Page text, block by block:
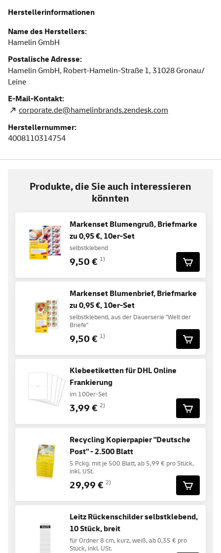
Herstellerinformationen
Name des Herstellers:
Hamelin GmbH
Postalische Adresse:
Hamelin GmbH, Robert-Hamelin-Straße 1, 31028 Gronau/
Leine
E-Mail-Kontakt:
corporate.de@hamelinbrands.zendesk.com
Herstellernummer:
4008110314754
Produkte, die Sie auch interessieren
könnten
Markenset Blumengruß, Briefmarke
zu 0,95 €, 10er-Set
selbstklebend
9,50 € 1)
Markenset Blumenbrief, Briefmarke
zu 0,95 €, 10er-Set
selbstklebend, aus der Dauerserie "Welt der
Briefe"
9,50 € 1)
Klebeetiketten für DHL Online
Frankierung
im 100er-Set
3,99 € 2)
Recycling Kopierpapier "Deutsche
Post" - 2.500 Blatt
5 Pckg. mit je 500 Blatt, ab 5,99 € pro Stück,
inkl. USt.
29,99 € 2)
Leitz Rückenschilder selbstklebend,
10 Stück, breit
für Ordner 8 cm, kurz, weiß, ab 0,35 € pro
Stück, inkl. USt.